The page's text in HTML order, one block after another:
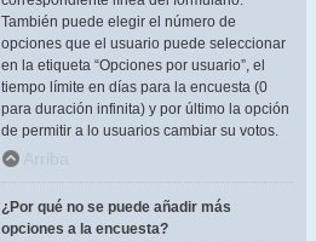
También puede elegir el número de
opciones que el usuario puede seleccionar
en la etiqueta “Opciones por usuario”, el
tiempo límite en días para la encuesta (0
para duración infinita) y por último la opción
de permitir a lo usuarios cambiar su votos.
Arriba
¿Por qué no se puede añadir más
opciones a la encuesta?